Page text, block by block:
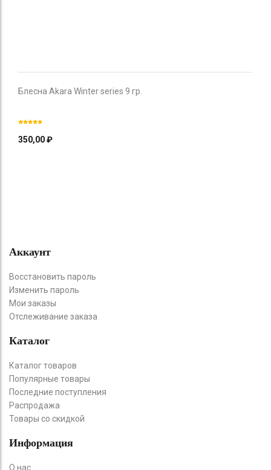
Блесна Akara Winter series 9 гр.
350,00₽
Аккаунт
Восстановить пароль
Изменить пароль
Мои заказы
Отслеживание заказа
Каталог
Каталог товаров
Популярные товары
Последние поступления
Распродажа
Товары со скидкой
Информация
О нас